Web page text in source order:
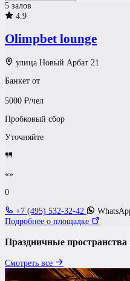
5 залов
4.9
Olimpbet lounge
улица Новый Арбат 21
Банкет от
5000 ₽/чел
Пробковый сбор
Уточняйте
«»
0
+7 (495) 532-32-42
Подробнее о площадке
Праздничные пространства
Смотреть все